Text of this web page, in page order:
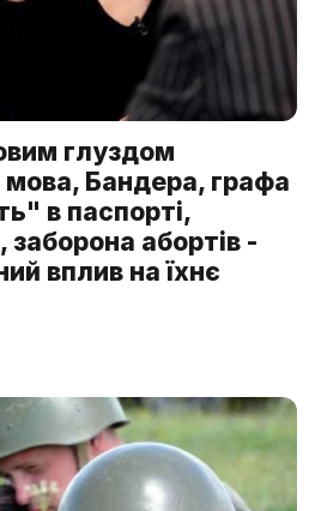
глуздом
Бандера, графа
в паспорті,
заборона абортів -
вплив на їхнє